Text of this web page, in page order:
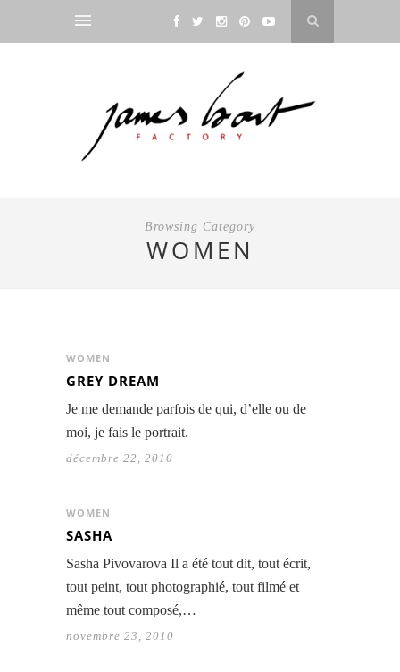
Browsing Category
WOMEN
WOMEN
GREY DREAM
Je me demande parfois de qui, d’elle ou de
moi, je fais le portrait.
décembre 22, 2010
WOMEN
SASHA
Sasha Pivovarova Il a été tout dit, tout écrit,
tout peint, tout photographié, tout filmé et
même tout composé,…
novembre 23, 2010